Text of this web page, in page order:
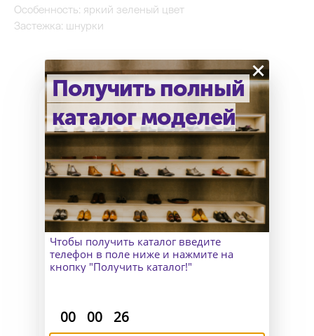
Особенность: яркий зеленый цвет
Застежка: шнурки
В Москве к Вам приедет
замерщик, а для клиентов
из других городов организуем
удаленный пошив и отправим
макеты для снятия мерок.
Как узнать точный размер?
Получить полный
каталог моделей
×
Чтобы получить каталог введите
телефон в поле ниже и нажмите на
кнопку "Получить каталог!"
00 00 25